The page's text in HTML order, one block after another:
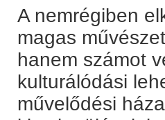
A nemrégiben
magas
hanem számot
kulturálódási
művelődési